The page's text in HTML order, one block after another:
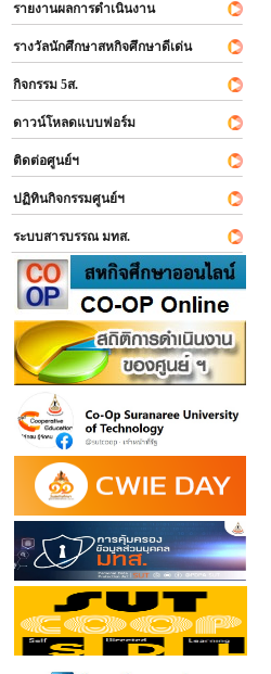
รายงานผลการดำเนินงาน
รางวัลนักศึกษาสหกิจศึกษาดีเด่น
กิจกรรม 5ส.
ดาวน์โหลดแบบฟอร์ม
ติดต่อศูนย์ฯ
ปฏิทินกิจกรรมศูนย์ฯ
ระบบสารบรรณ มทส.